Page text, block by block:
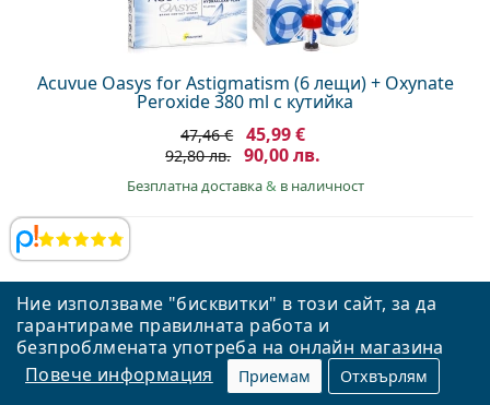
Ние използваме "бисквитки" в този сайт, за да
гарантираме правилната работа и
безпроблмената употреба на онлайн магазина
Повече информация
Приемам Отхвърлям
Прегледи
Acuvue Oasys for Astigmatism (6 лещи) + Oxynate
Peroxide 380 ml с кутийка
47,46 € 45,99 €
92,80 лв. 90,00 лв.
Безплатна доставка& в наличност
Правилният избор за вашите очи